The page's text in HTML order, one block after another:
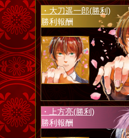
・大刀遥一郎(勝利)
勝利報酬
・上方亮(勝利)
勝利報酬